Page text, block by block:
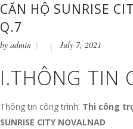
CĂN HỘ SUNRISE
Q.7
by admin July 7, 2021
I.THÔNG TIN
Thông tin công trình: Thi công
SUNRISE CITY NOVALNAD